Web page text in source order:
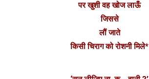
पर खुशी वह खोज लाऊँ
जिससे
लौं जाते
किसी चिराग को रोशनी मिले*